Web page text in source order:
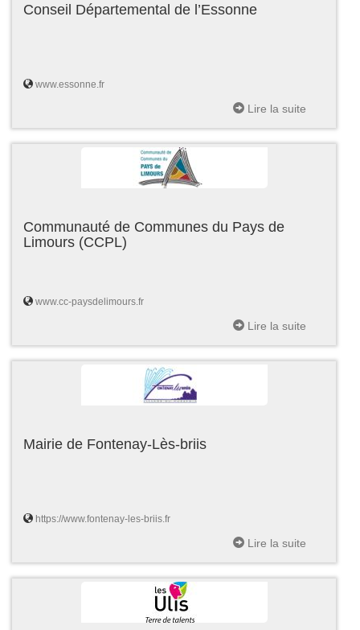
Conseil Départemental de l’Essonne
www.essonne.fr
Lire la suite
Communauté de Communes du Pays de
Limours (CCPL)
www.cc-paysdelimours.fr
Lire la suite
Mairie de Fontenay-Lès-briis
https://www.fontenay-les-briis.fr
Lire la suite